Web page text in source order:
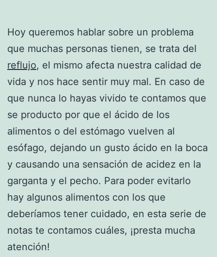
Hoy queremos hablar sobre un problema
que muchas personas tienen, se trata del
reflujo, el mismo afecta nuestra calidad de
vida y nos hace sentir muy mal. En caso de
que nunca lo hayas vivido te contamos que
se producto por que el ácido de los
alimentos o del estómago vuelven al
esófago, dejando un gusto ácido en la boca
y causando una sensación de acidez en la
garganta y el pecho. Para poder evitarlo
hay algunos alimentos con los que
deberíamos tener cuidado, en esta serie de
notas te contamos cuáles, ¡presta mucha
atención!